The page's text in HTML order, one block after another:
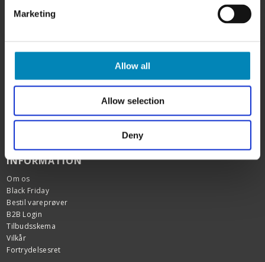
Marketing
Allow all
Allow selection
Deny
10 års garanti
Over 100.000 glade kunder
Kundeservice alle ugens dage 9 - 22.
INFORMATION
Om os
Black Friday
Bestil vareprøver
B2B Login
Tilbudsskema
Vilkår
Fortrydelsesret